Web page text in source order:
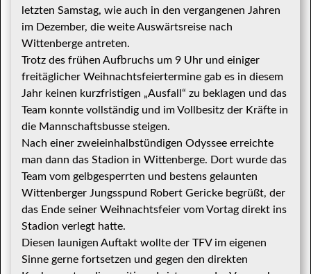
letzten Samstag, wie auch in den vergangenen Jahren
im Dezember, die weite Auswärtsreise nach
Wittenberge antreten.
Trotz des frühen Aufbruchs um 9 Uhr und einiger
freitäglicher Weihnachtsfeiertermine gab es in diesem
Jahr keinen kurzfristigen „Ausfall“ zu beklagen und das
Team konnte vollständig und im Vollbesitz der Kräfte in
die Mannschaftsbusse steigen.
Nach einer zweieinhalbstündigen Odyssee erreichte
man dann das Stadion in Wittenberge. Dort wurde das
Team vom gelbgesperrten und bestens gelaunten
Wittenberger Jungsspund Robert Gericke begrüßt, der
das Ende seiner Weihnachtsfeier vom Vortag direkt ins
Stadion verlegt hatte.
Diesen launigen Auftakt wollte der TFV im eigenen
Sinne gerne fortsetzen und gegen den direkten